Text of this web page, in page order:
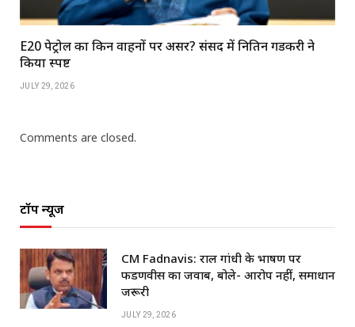
E20 पेट्रोल का किन वाहनों पर असर? संसद में नितिन गडकरी ने
किया स्पष्ट
JULY 29, 2026
Comments are closed.
टॉप न्यूज
CM Fadnavis: राहुल गांधी के भाषण पर
फडणवीस का जवाब, बोले- आरोप नहीं, समाधान
जरूरी
JULY 29, 2026